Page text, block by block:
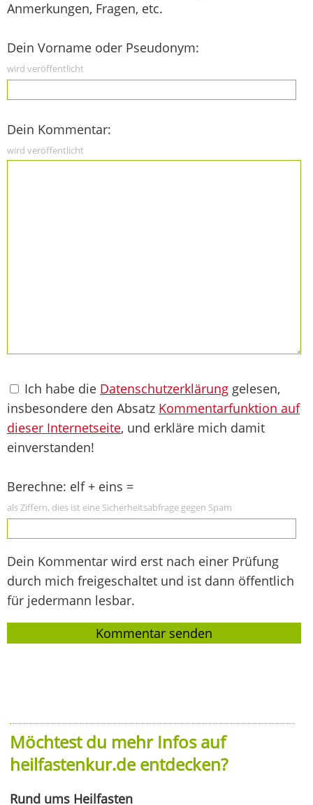
Anmerkungen, Fragen, etc.
Dein Vorname oder Pseudonym:
wird veröffentlicht
Dein Kommentar:
wird veröffentlicht
Ich habe die Datenschutzerklärung gelesen,
insbesondere den Absatz Kommentarfunktion auf
dieser Internetseite, und erkläre mich damit
einverstanden!
Berechne: elf + eins =
als Ziffern, dies ist eine Sicherheitsabfrage gegen Spam
Dein Kommentar wird erst nach einer Prüfung
durch mich freigeschaltet und ist dann öffentlich
für jedermann lesbar.
Möchtest du mehr Infos auf
heilfastenkur.de entdecken?
Rund ums Heilfasten